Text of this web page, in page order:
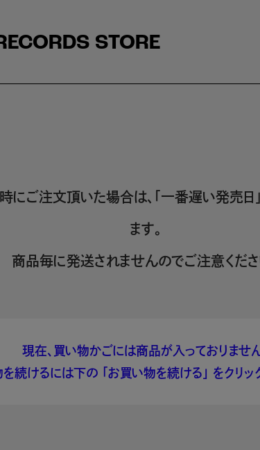
STORE
にご注文頂いた場合は、「一番遅い発売日
ます。
商品毎に発送されませんのでご注意くださ
現在、買い物かごには商品が入っておりません
続けるには下の 「お買い物を続ける」 をクリッ